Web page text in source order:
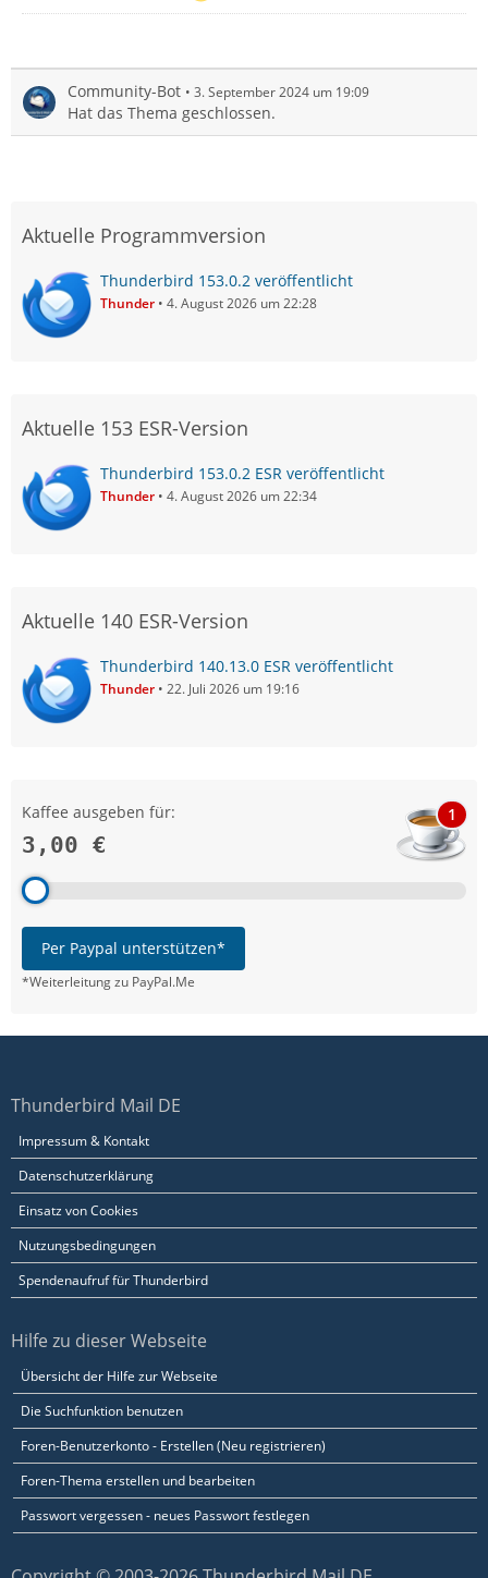
Community-Bot 3. September 2024 um 19:09
Hat das Thema geschlossen.
Aktuelle Programmversion
Thunderbird 153.0.2 veröffentlicht
Thunder 4. August 2026 um 22:28
Aktuelle 153 ESR-Version
Thunderbird 153.0.2 ESR veröffentlicht
Thunder 4. August 2026 um 22:34
Aktuelle 140 ESR-Version
Thunderbird 140.13.0 ESR veröffentlicht
Thunder 22. Juli 2026 um 19:16
Kaffee ausgeben für:
3,00 €
1
Per Paypal unterstützen*
*Weiterleitung zu PayPal.Me
Thunderbird Mail DE
Impressum & Kontakt
Datenschutzerklärung
Einsatz von Cookies
Nutzungsbedingungen
Spendenaufruf für Thunderbird
Hilfe zu dieser Webseite
Übersicht der Hilfe zur Webseite
Die Suchfunktion benutzen
Foren-Benutzerkonto - Erstellen (Neu registrieren)
Foren-Thema erstellen und bearbeiten
Passwort vergessen - neues Passwort festlegen